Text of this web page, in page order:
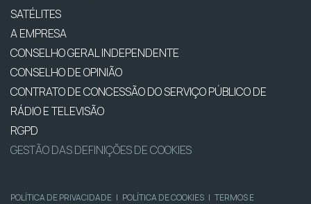
SATÉLITES
A EMPRESA
CONSELHO GERAL INDEPENDENTE
CONSELHO DE OPINIÃO
CONTRATO DE CONCESSÃO DO SERVIÇO PÚBLICO DE
RÁDIO E TELEVISÃO
RGPD
GESTÃO DAS DEFINIÇÕES DE COOKIES
POLÍTICA DE PRIVACIDADE | POLÍTICA DE COOKIES | TERMOS E